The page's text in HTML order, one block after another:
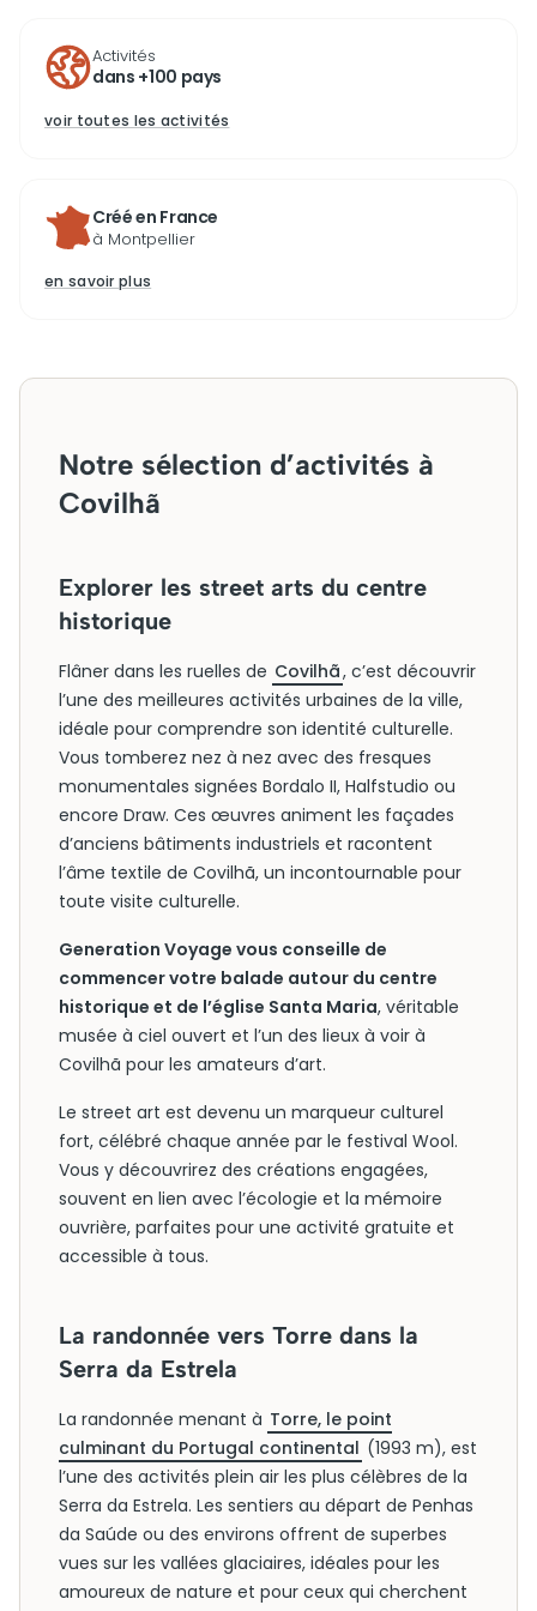
Activités
dans +100 pays
voir toutes les activités
Créé en France
à Montpellier
en savoir plus
Notre sélection d’activités à
Covilhã
Explorer les street arts du centre
historique
Flâner dans les ruelles de Covilhã, c’est découvrir
l’une des meilleures activités urbaines de la ville,
idéale pour comprendre son identité culturelle.
Vous tomberez nez à nez avec des fresques
monumentales signées Bordalo II, Halfstudio ou
encore Draw. Ces œuvres animent les façades
d’anciens bâtiments industriels et racontent
l’âme textile de Covilhã, un incontournable pour
toute visite culturelle.
Generation Voyage vous conseille de
commencer votre balade autour du centre
historique et de l’église Santa Maria, véritable
musée à ciel ouvert et l’un des lieux à voir à
Covilhã pour les amateurs d’art.
Le street art est devenu un marqueur culturel
fort, célébré chaque année par le festival Wool.
Vous y découvrirez des créations engagées,
souvent en lien avec l’écologie et la mémoire
ouvrière, parfaites pour une activité gratuite et
accessible à tous.
La randonnée vers Torre dans la
Serra da Estrela
La randonnée menant à Torre, le point
culminant du Portugal continental (1993 m), est
l’une des activités plein air les plus célèbres de la
Serra da Estrela. Les sentiers au départ de Penhas
da Saúde ou des environs offrent de superbes
vues sur les vallées glaciaires, idéales pour les
amoureux de nature et pour ceux qui cherchent